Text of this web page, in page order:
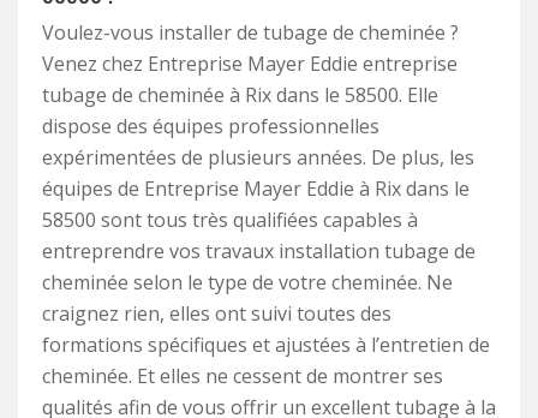
Voulez-vous installer de tubage de cheminée ?
Venez chez Entreprise Mayer Eddie entreprise
tubage de cheminée à Rix dans le 58500. Elle
dispose des équipes professionnelles
expérimentées de plusieurs années. De plus, les
équipes de Entreprise Mayer Eddie à Rix dans le
58500 sont tous très qualifiées capables à
entreprendre vos travaux installation tubage de
cheminée selon le type de votre cheminée. Ne
craignez rien, elles ont suivi toutes des
formations spécifiques et ajustées à l’entretien de
cheminée. Et elles ne cessent de montrer ses
qualités afin de vous offrir un excellent tubage à la